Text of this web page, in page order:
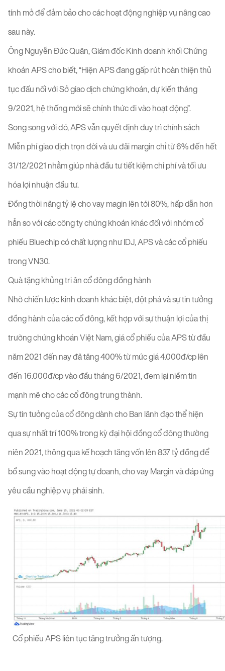
tính mở để đảm bảo cho các hoạt động nghiệp vụ nâng cao
sau này.
Ông Nguyễn Đức Quân, Giám đốc Kinh doanh khối Chứng
khoán APS cho biết, “Hiện APS đang gấp rút hoàn thiện thủ
tục đấu nối với Sở giao dịch chứng khoán, dự kiến tháng
9/2021, hệ thống mới sẽ chính thức đi vào hoạt động”.
Song song với đó, APS vẫn quyết định duy trì chính sách
Miễn phí giao dịch trọn đời và ưu đãi margin chỉ từ 6% đến hết
31/12/2021 nhằm giúp nhà đầu tư tiết kiệm chi phí và tối ưu
hóa lợi nhuận đầu tư.
Đồng thời nâng tỷ lệ cho vay magin lên tới 80%, hấp dẫn hơn
hẳn so với các công ty chứng khoán khác đối với nhóm cổ
phiếu Bluechip có chất lượng như IDJ, APS và các cổ phiếu
trong VN30.
Quà tặng khủng tri ân cổ đông đồng hành
Nhờ chiến lược kinh doanh khác biệt, đột phá và sự tin tưởng
đồng hành của các cổ đông, kết hợp với sự thuận lợi của thị
trường chứng khoán Việt Nam, giá cổ phiếu của APS từ đầu
năm 2021 đến nay đã tăng 400% từ mức giá 4.000đ/cp lên
đến 16.000đ/cp vào đầu tháng 6/2021, đem lại niềm tin
mạnh mẽ cho các cổ đông trung thành.
Sự tin tưởng của cổ đông dành cho Ban lãnh đạo thể hiện
qua sự nhất trí 100% trong kỳ đại hội đồng cổ đông thường
niên 2021, thông qua kế hoạch tăng vốn lên 837 tỷ đồng để
bổ sung vào hoạt động tự doanh, cho vay Margin và đáp ứng
yêu cầu nghiệp vụ phái sinh.
Cổ phiếu APS liên tục tăng trưởng ấn tượng.